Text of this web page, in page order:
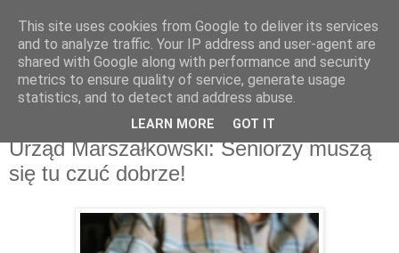
poniedziałek, 13 sierpnia 2018
Urząd Marszałkowski: Seniorzy muszą
się tu czuć dobrze!
This site uses cookies from Google to deliver its services
and to analyze traffic. Your IP address and user-agent are
shared with Google along with performance and security
metrics to ensure quality of service, generate usage
statistics, and to detect and address abuse.
LEARN MORE GOT IT